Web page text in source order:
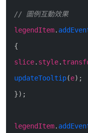
// 圖例互動效果
legendItem.
{
slice. style.
updateTooltip(e) ;
}) ;
legendItem.